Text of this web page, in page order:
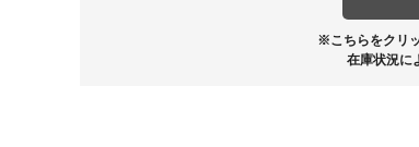
※こちらをクリ
在庫状況に